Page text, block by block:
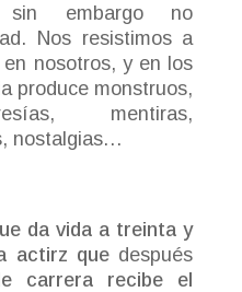
sin embargo no
Nos resistimos a
nosotros, y en los
produce monstruos,
mentiras,
nostalgias…
da vida a treinta y
actirz que después
carrera recibe el